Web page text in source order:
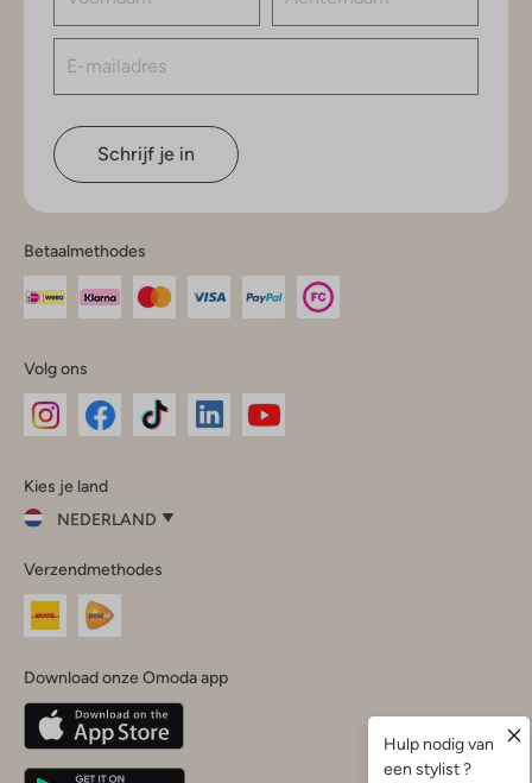
Schrijf je in
Betaalmethodes
Volg ons
InstagramFacebook
Kies je land
NEDERLAND
je
land
Nederland
Belgique(Français)
Deutschland
Verzendmethodes
Download onze Omoda app